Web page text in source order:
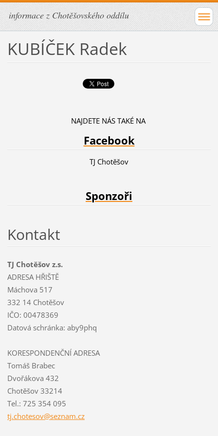
informace z Chotěšovského oddílu
KUBÍČEK Radek
NAJDETE NÁS TAKÉ NA
Facebook
TJ Chotěšov
Sponzoři
Kontakt
TJ Chotěšov z.s.
ADRESA HŘIŠTĚ
Máchova 517
332 14 Chotěšov
IČO: 00478369
Datová schránka: aby9phq
KORESPONDENČNÍ ADRESA
Tomáš Brabec
Dvořákova 432
Chotěšov 33214
Tel.: 725 354 095
tj.chotesov@seznam.cz